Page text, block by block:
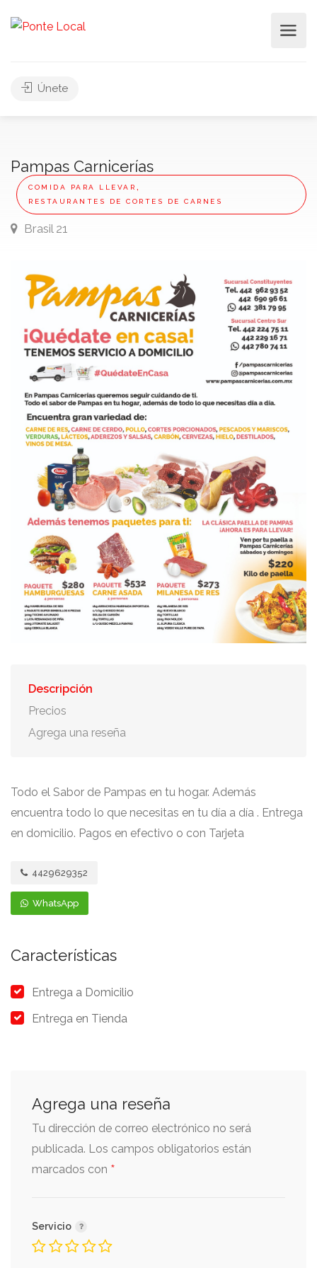
Únete
Pampas Carnicerías
COMIDA PARA LLEVAR ,
RESTAURANTES DE CORTES DE CARNES
Brasil 21
Descripción
Precios
Agrega una reseña
Todo el Sabor de Pampas en tu hogar. Además
encuentra todo lo que necesitas en tu día a día . Entrega
en domicilio. Pagos en efectivo o con Tarjeta
4429629352
WhatsApp
Características
Entrega a Domicilio
Entrega en Tienda
Agrega una reseña
Tu dirección de correo electrónico no será
publicada. Los campos obligatorios están
marcados con *
Servicio